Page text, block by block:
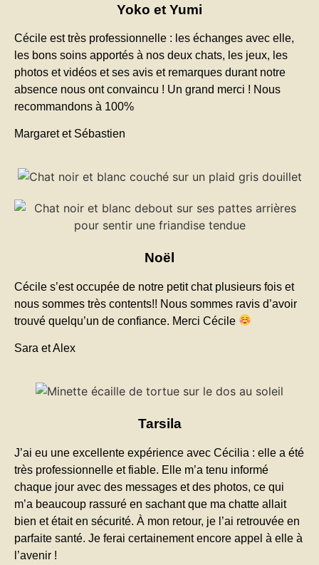
Yoko et Yumi
Cécile est très professionnelle : les échanges avec elle,
les bons soins apportés à nos deux chats, les jeux, les
photos et vidéos et ses avis et remarques durant notre
absence nous ont convaincu ! Un grand merci ! Nous
recommandons à 100%
Margaret et Sébastien
Noël
Cécile s’est occupée de notre petit chat plusieurs fois et
nous sommes très contents!! Nous sommes ravis d’avoir
trouvé quelqu’un de confiance. Merci Cécile
Sara et Alex
Tarsila
J’ai eu une excellente expérience avec Cécilia : elle a été
très professionnelle et fiable. Elle m’a tenu informé
chaque jour avec des messages et des photos, ce qui
m’a beaucoup rassuré en sachant que ma chatte allait
bien et était en sécurité. À mon retour, je l’ai retrouvée en
parfaite santé. Je ferai certainement encore appel à elle à
l’avenir !